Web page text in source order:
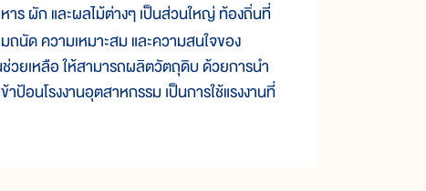
ร ผัก และผลไม้ต่างๆ เป็นส่วนใหญ่ ท้องถิ่นที่
นัด ความเหมาะสม และความสนใจของ
วยเหลือ ให้สามารถผลิตวัตถุดิบ ด้วยการนำ
ป้อนโรงงานอุตสาหกรรม เป็นการใช้แรงงานที่